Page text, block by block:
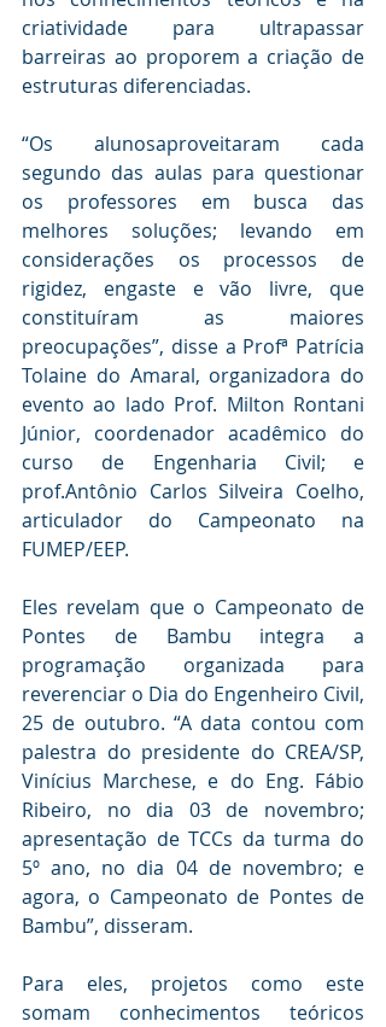
criatividade para ultrapassar
barreiras ao proporem a criação de
estruturas diferenciadas.
“Os alunosaproveitaram cada
segundo das aulas para questionar
os professores em busca das
melhores soluções; levando em
considerações os processos de
rigidez, engaste e vão livre, que
constituíram as maiores
preocupações”, disse a Profª Patrícia
Tolaine do Amaral, organizadora do
evento ao lado Prof. Milton Rontani
Júnior, coordenador acadêmico do
curso de Engenharia Civil; e
prof.Antônio Carlos Silveira Coelho,
articulador do Campeonato na
FUMEP/EEP.
Eles revelam que o Campeonato de
Pontes de Bambu integra a
programação organizada para
reverenciar o Dia do Engenheiro Civil,
25 de outubro. “A data contou com
palestra do presidente do CREA/SP,
Vinícius Marchese, e do Eng. Fábio
Ribeiro, no dia 03 de novembro;
apresentação de TCCs da turma do
5º ano, no dia 04 de novembro; e
agora, o Campeonato de Pontes de
Bambu”, disseram.
Para eles, projetos como este
somam conhecimentos teóricos